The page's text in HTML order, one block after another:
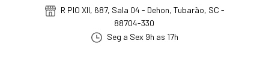
R PIO XII, 687, Sala 04 - Dehon, Tubarão, SC -
88704-330
Seg a Sex 9h as 17h